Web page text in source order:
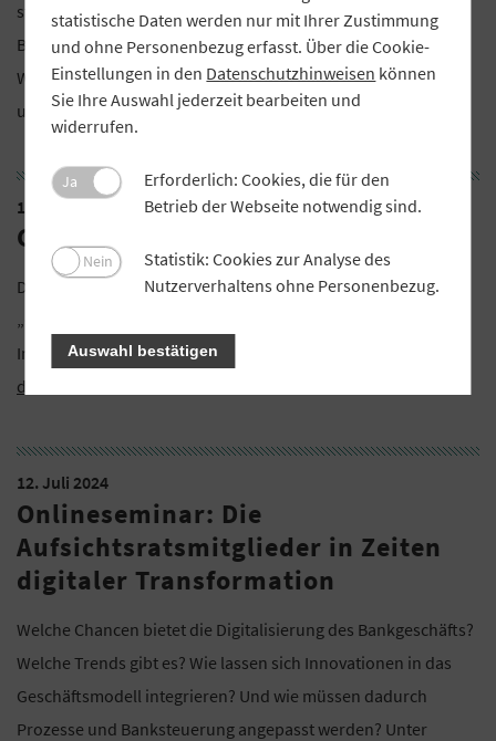
statt am Freitag, 5. Juli 2024, im ABG Tagungszentrum in
Beilngries. Beginn ist um 9.15 Uhr mit einem
Weißwurstfrühstück, Ende um 16 Uhr. Weitere Informationen
und Anmeldung auf derWebseite der ABG
11. Juli 2024
GVB-Verbandstag
Der 123. GVB-Verbandstag steht unter dem Motto
„Genossenschaften in Bayern – Miteinander gestalten“. Mehr
Informationen zur Veranstaltung gibt es im
der GVB-Webseite
12. Juli 2024
Onlineseminar: Die
Aufsichtsratsmitglieder in Zeiten
digitaler Transformation
Welche Chancen bietet die Digitalisierung des Bankgeschäfts?
Welche Trends gibt es? Wie lassen sich Innovationen in das
Geschäftsmodell integrieren? Und wie müssen dadurch
Prozesse und Banksteuerung angepasst werden? Unter
statistische Daten werden nur mit Ihrer Zustimmung
und ohne Personenbezug erfasst. Über die Cookie-
Einstellungen in den Datenschutzhinweisen können
Sie Ihre Auswahl jederzeit bearbeiten und
widerrufen.
Ja
Erforderlich: Cookies, die für den
Betrieb der Webseite notwendig sind.
Nein
Statistik: Cookies zur Analyse des
Nutzerverhaltens ohne Personenbezug.
Auswahl bestätigen